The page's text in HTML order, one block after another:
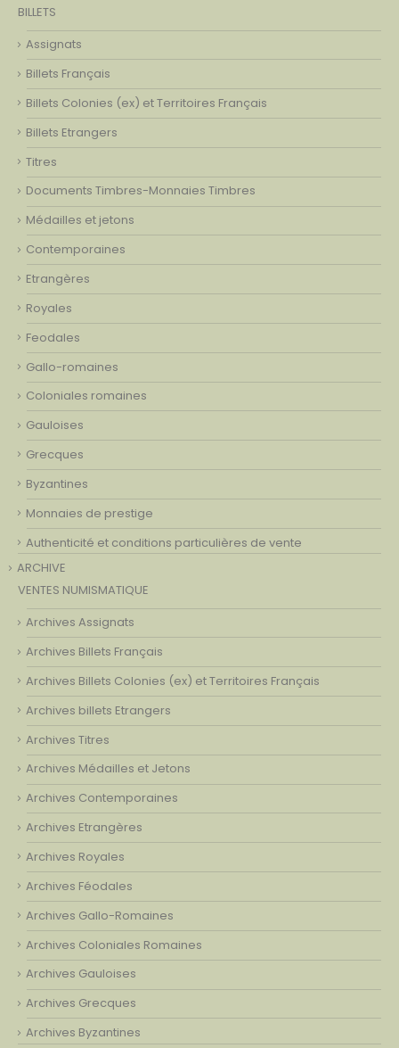
BILLETS
Assignats
Billets Français
Billets Colonies (ex) et Territoires Français
Billets Etrangers
Titres
Documents Timbres-Monnaies Timbres
Médailles et jetons
Contemporaines
Etrangères
Royales
Feodales
Gallo-romaines
Coloniales romaines
Gauloises
Grecques
Byzantines
Monnaies de prestige
Authenticité et conditions particulières de vente
ARCHIVE
VENTES NUMISMATIQUE
Archives Assignats
Archives Billets Français
Archives Billets Colonies (ex) et Territoires Français
Archives billets Etrangers
Archives Titres
Archives Médailles et Jetons
Archives Contemporaines
Archives Etrangères
Archives Royales
Archives Féodales
Archives Gallo-Romaines
Archives Coloniales Romaines
Archives Gauloises
Archives Grecques
Archives Byzantines